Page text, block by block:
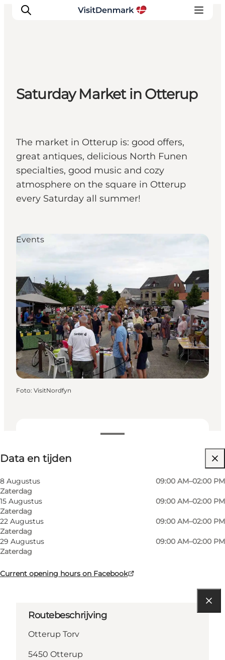
Inspiratie
Bestemmingen
Plan je reis
Saturday Market in Otterup
The market in Otterup is: good offers,
great antiques, delicious North Funen
specialties, good music and cozy
atmosphere on the square in Otterup
every Saturday all summer!
Data en tijden
8 Augustus
Zaterdag
09:00 AM–02:00 PM
15 Augustus
Zaterdag
09:00 AM–02:00 PM
22 Augustus
Zaterdag
09:00 AM–02:00 PM
29 Augustus
Zaterdag
09:00 AM–02:00 PM
Current opening hours on Facebook
Gratis
Website bezoeken
Friends, My partner, Myself
Events
Foto: VisitNordfyn
Routebeschrijving
Otterup Torv
5450 Otterup